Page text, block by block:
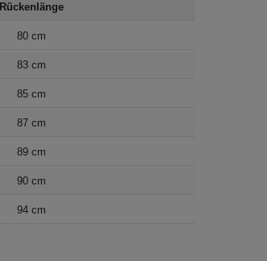
Rückenlänge
80 cm
83 cm
85 cm
87 cm
89 cm
90 cm
94 cm